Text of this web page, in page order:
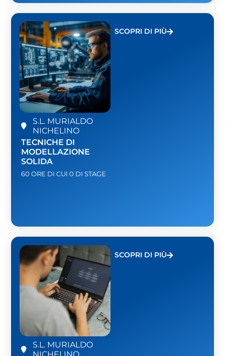
S.L. MURIALDO
NICHELINO
TECNICHE DI
MODELLAZIONE
SOLIDA
60 ORE DI CUI 0 DI STAGE
SCOPRI DI PIÙ
S.L. MURIALDO
SCOPRI DI PIÙ